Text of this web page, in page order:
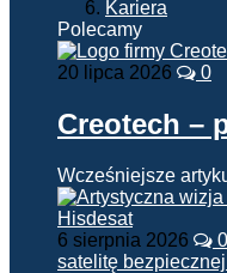
Kariera
Polecamy
20 lipca 2026 0
Creotech –
Wcześniejsze
6 sierpnia 2026 0
satelitę bezpiecznej